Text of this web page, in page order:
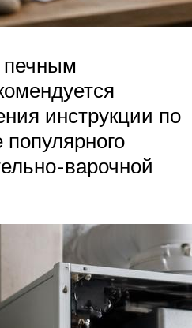
печным
инструкции по
варочной